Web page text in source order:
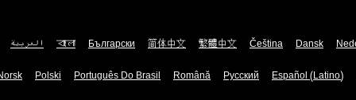
العربية বাংলা Български 简体中文 繁體中文 Čeština Dansk
Polski Português Do Brasil Română Русский Español (Latino)